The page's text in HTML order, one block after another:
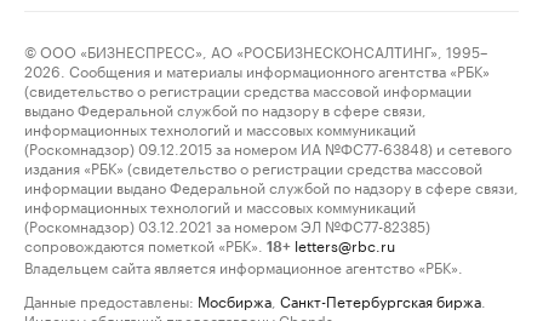
© ООО «БИЗНЕСПРЕСС», АО «РОСБИЗНЕСКОНСАЛТИНГ», 1995–
2026. Сообщения и материалы информационного агентства «РБК»
(свидетельство о регистрации средства массовой информации
выдано Федеральной службой по надзору в сфере связи,
информационных технологий и массовых коммуникаций
(Роскомнадзор) 09.12.2015 за номером ИА №ФС77-63848) и сетевого
издания «РБК» (свидетельство о регистрации средства массовой
информации выдано Федеральной службой по надзору в сфере связи,
информационных технологий и массовых коммуникаций
(Роскомнадзор) 03.12.2021 за номером ЭЛ №ФС77-82385)
сопровождаются пометкой «РБК».
18+ letters@rbc.ru
Владельцем сайта является информационное агентство «РБК».
Данные предоставлены: Мосбиржа Санкт-Петербургская биржа